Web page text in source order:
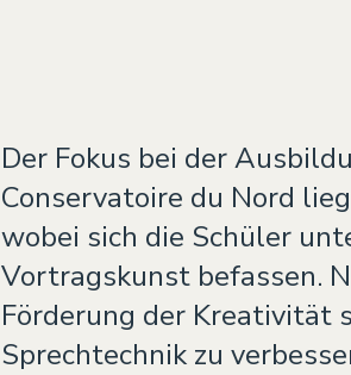
Der Fokus bei der
Conservatoire du Nord
wobei sich die Schüler
Vortragskunst befassen.
Förderung der Kreativität
Sprechtechnik zu